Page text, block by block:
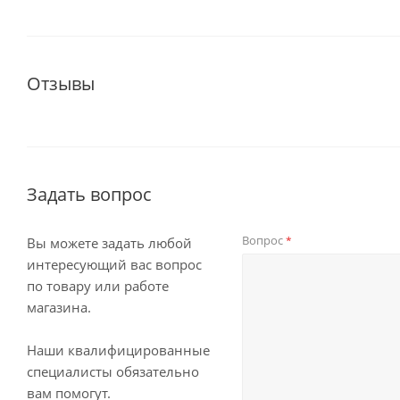
Отзывы
Задать вопрос
Вы можете задать любой
интересующий вас вопрос
по товару или работе
магазина.
Наши квалифицированные
специалисты обязательно
вам помогут.
Вопрос*